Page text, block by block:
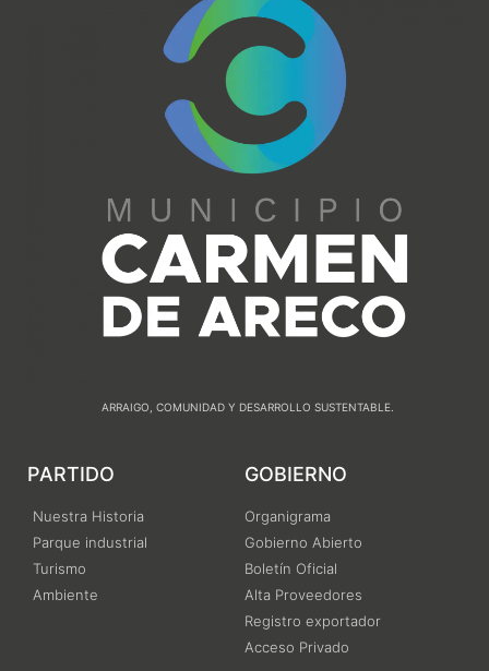
ARRAIGO, COMUNIDAD Y DESARROLLO SUSTENTABLE.
PARTIDO
Nuestra Historia
Parque industrial
Turismo
Ambiente
GOBIERNO
Organigrama
Gobierno Abierto
Boletín Oficial
Alta Proveedores
Registro exportador
Acceso Privado